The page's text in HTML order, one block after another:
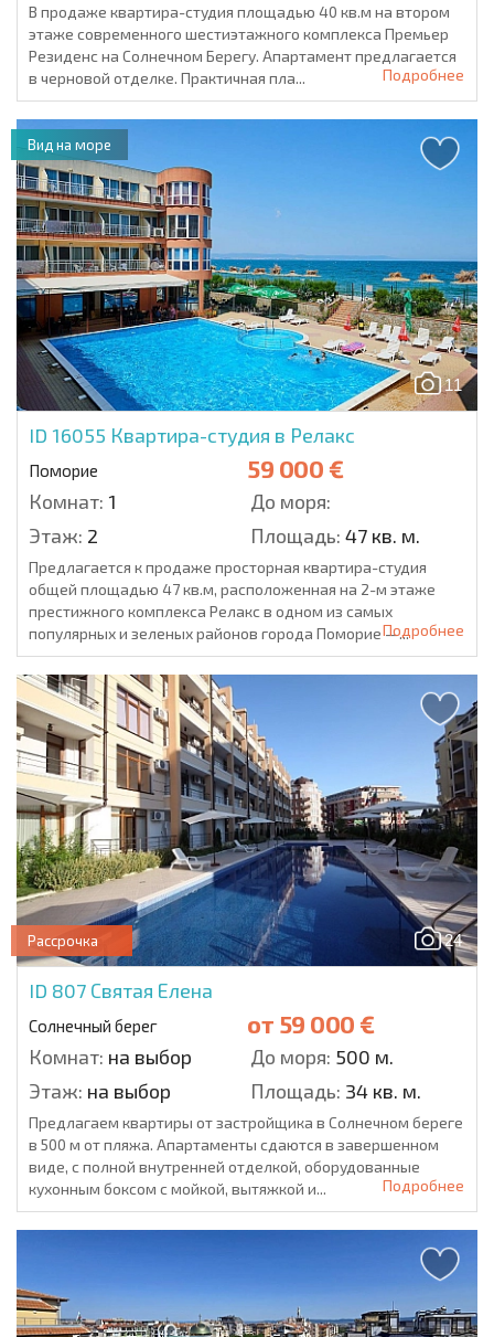
В продаже квартира-студия площадью 40 кв.м на втором
этаже современного шестиэтажного комплекса Премьер
Резиденс на Солнечном Берегу. Апартамент предлагается
в черновой отделке. Практичная пла...
Подробнее
11
ID 16055 Квартира-студия в Релакс
Поморие 59 000 €
Комнат: 1
До моря:
Этаж: 2 Площадь: 47 кв. м.
Вид на море
Предлагается к продаже просторная квартира-студия
общей площадью 47 кв.м, расположенная на 2-м этаже
престижного комплекса Релакс в одном из самых
популярных и зеленых районов города Поморие —...Подробнее
24
Рассрочка
ID 807 Святая Елена
Солнечный берег от 59 000 €
Комнат: на выбор До моря: 500 м.
Этаж: на выбор Площадь: 34 кв. м.
Предлагаем квартиры от застройщика в Солнечном береге
в 500 м от пляжа. Апартаменты сдаются в завершенном
виде, с полной внутренней отделкой, оборудованные
кухонным боксом с мойкой, вытяжкой и...
Подробнее